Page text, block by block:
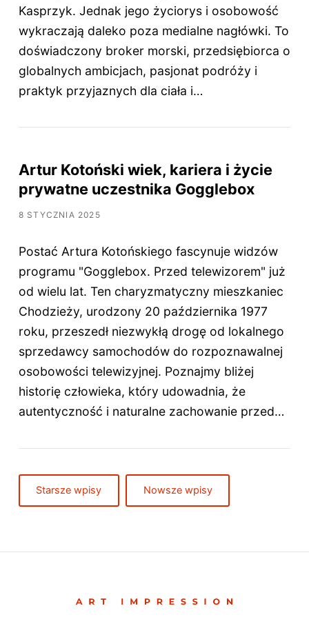
Kasprzyk. Jednak jego życiorys i osobowość
wykraczają daleko poza medialne nagłówki. To
doświadczony broker morski, przedsiębiorca o
globalnych ambicjach, pasjonat podróży i
praktyk przyjaznych dla ciała i…
Artur Kotoński wiek, kariera i życie
prywatne uczestnika Gogglebox
8 STYCZNIA 2025
Postać Artura Kotońskiego fascynuje widzów
programu "Gogglebox. Przed telewizorem" już
od wielu lat. Ten charyzmatyczny mieszkaniec
Chodzieży, urodzony 20 października 1977
roku, przeszedł niezwykłą drogę od lokalnego
sprzedawcy samochodów do rozpoznawalnej
osobowości telewizyjnej. Poznajmy bliżej
historię człowieka, który udowadnia, że
autentyczność i naturalne zachowanie przed…
Starsze wpisy Nowsze wpisy